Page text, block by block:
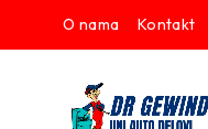
O nama Kontakt